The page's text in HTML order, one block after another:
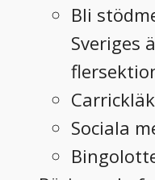
Bli
Sveriges
Sociala